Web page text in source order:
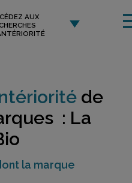
AUX
de
: La
la marque